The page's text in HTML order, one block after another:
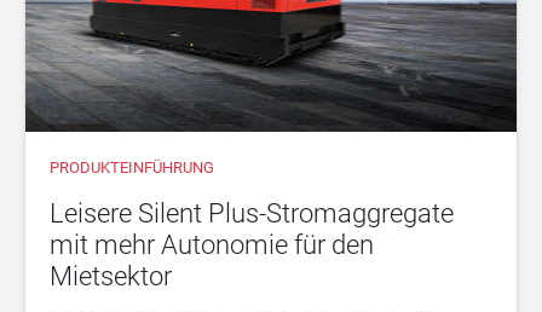
PRODUKTEINFÜHRUNG
Leisere Silent Plus-Stromaggregate
mit mehr Autonomie für den
Mietsektor